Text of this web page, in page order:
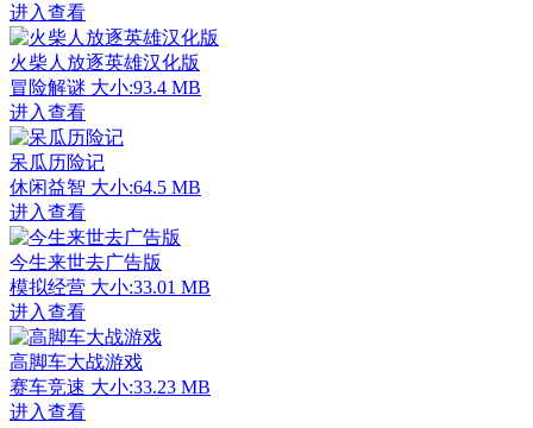
进入查看
火柴人放逐英雄汉化版
冒险解谜 大小:93.4 MB
进入查看
呆瓜历险记
休闲益智 大小:64.5 MB
进入查看
今生来世去广告版
模拟经营 大小:33.01 MB
进入查看
高脚车大战游戏
赛车竞速 大小:33.23 MB
进入查看